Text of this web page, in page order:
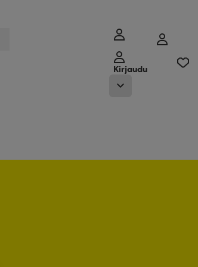
Kirjaudu